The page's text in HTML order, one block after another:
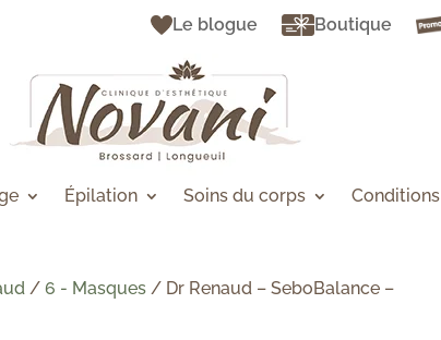
Le blogue Boutique
Épilation Soins du corps Conditions
/6 - Masques / Dr Renaud – SeboBalance –